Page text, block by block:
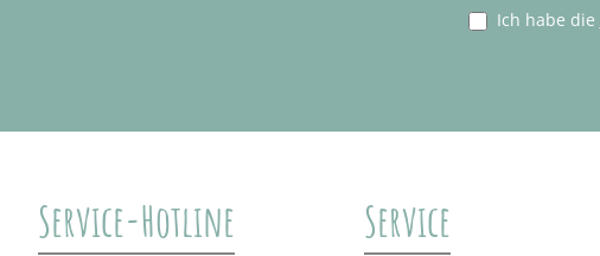
Ich habe die
Service-Hotline Service